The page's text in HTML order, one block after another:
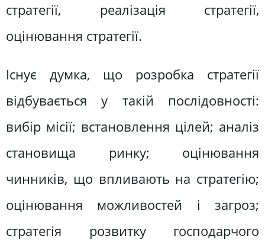
стратегії, реалізація стратегії,
оцінювання стратегії.
Існує думка, що розробка стратегії
відбувається у такій послідовності:
вибір місії; встановлення цілей; аналіз
становища ринку; оцінювання
чинників, що впливають на стратегію;
оцінювання можливостей і загроз;
стратегія розвитку господарчого